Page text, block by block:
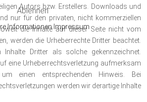
Autors bzw. Erstellers. Downloads und
nur für den privaten, nicht kommerziellen
die Inhalte auf dieser Seite nicht vom
werden die Urheberrechte Dritter beachtet.
Inhalte Dritter als solche gekennzeichnet.
eine Urheberrechtsverletzung aufmerksam
einen entsprechenden Hinweis. Bei
werden wir derartige Inhalte
Ablehnen
Informationen Impressum